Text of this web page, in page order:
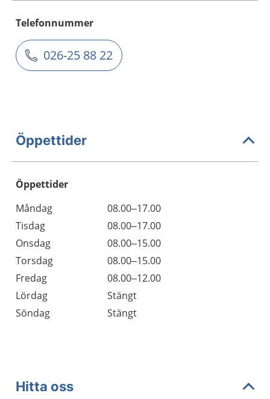
Telefonnummer
026-25 88 22
Öppettider
Öppettider
Dag
Öppettider
Kommentarer
Måndag
08.00–17.00
Tisdag
08.00–17.00
Onsdag
08.00–15.00
Torsdag
08.00–15.00
Fredag
08.00–12.00
Lördag
Stängt
Söndag
Stängt
Hitta oss